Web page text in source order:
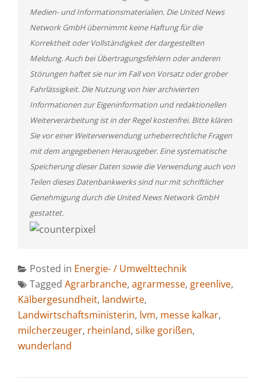
Medien- und Informationsmaterialien. Die United News
Network GmbH übernimmt keine Haftung für die
Korrektheit oder Vollständigkeit der dargestellten
Meldung. Auch bei Übertragungsfehlern oder anderen
Störungen haftet sie nur im Fall von Vorsatz oder grober
Fahrlässigkeit. Die Nutzung von hier archivierten
Informationen zur Eigeninformation und redaktionellen
Weiterverarbeitung ist in der Regel kostenfrei. Bitte klären
Sie vor einer Weiterverwendung urheberrechtliche Fragen
mit dem angegebenen Herausgeber. Eine systematische
Speicherung dieser Daten sowie die Verwendung auch von
Teilen dieses Datenbankwerks sind nur mit schriftlicher
Genehmigung durch die United News Network GmbH
gestattet.
Posted in Energie- / Umwelttechnik
Tagged Agrarbranche, agrarmesse, greenlive,
Kälbergesundheit, landwirte,
Landwirtschaftsministerin, lvm, messe kalkar,
milcherzeuger, rheinland, silke gorißen,
wunderland